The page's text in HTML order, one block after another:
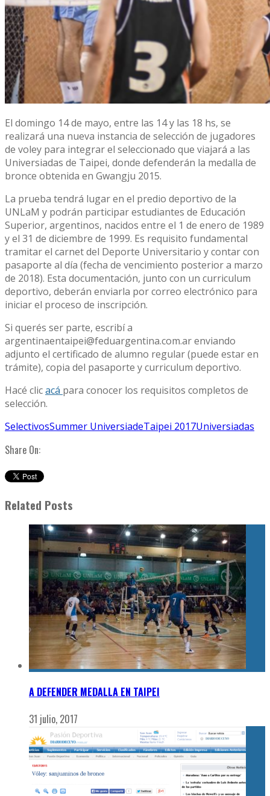
El domingo 14 de mayo, entre las 14 y las 18 hs, se
realizará una nueva instancia de selección de jugadores
de voley para integrar el seleccionado que viajará a las
Universiadas de Taipei, donde defenderán la medalla de
bronce obtenida en Gwangju 2015.
La prueba tendrá lugar en el predio deportivo de la
UNLaM y podrán participar estudiantes de Educación
Superior, argentinos, nacidos entre el 1 de enero de 1989
y el 31 de diciembre de 1999. Es requisito fundamental
tramitar el carnet del Deporte Universitario y contar con
pasaporte al día (fecha de vencimiento posterior a marzo
de 2018). Esta documentación, junto con un curriculum
deportivo, deberán enviarla por correo electrónico para
iniciar el proceso de inscripción.
Si querés ser parte, escribí a
argentinaentaipei@feduargentina.com.ar enviando
adjunto el certificado de alumno regular (puede estar en
trámite), copia del pasaporte y curriculum deportivo.
Hacé clicacá para conocer los requisitos completos de
selección.
SelectivosSummer UniversiadeTaipei 2017Universiadas
Share On:
Related Posts
A DEFENDER MEDALLA EN TAIPEI
31 julio, 2017